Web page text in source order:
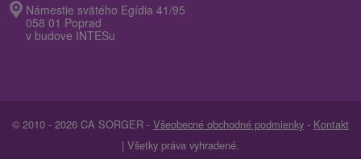
Námestie svätého Egídia 41/95
058 01 Poprad
v budove INTESu
© 2010 - 2026 CA SORGER - Všeobecné obchodné podmienky - Kontakt
| Všetky práva vyhradené.